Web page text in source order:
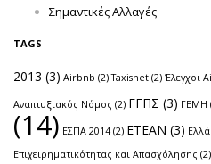
Σημαντικές Αλλαγές
TAGS
2013 (3) Airbnb (2) Taxisnet (2) Έλεγχοι
Αναπτυξιακός Νόμος (2) ΓΓΠΣ (3) ΓΕΜΗ
(14) ΕΣΠΑ 2014 (2) ΕΤΕΑΝ (3)
Επιχειρηματικότητας και Απασχόλησης (2)